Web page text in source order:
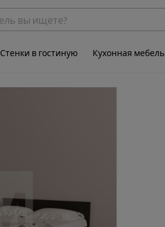
Стенки в гостиную Кухонная мебель